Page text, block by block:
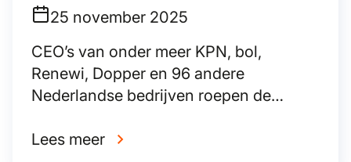
25 november 2025
CEO’s van onder meer KPN, bol,
Renewi, Dopper en 96 andere
Nederlandse bedrijven roepen de
de economie van de toekomst.
Lees meer